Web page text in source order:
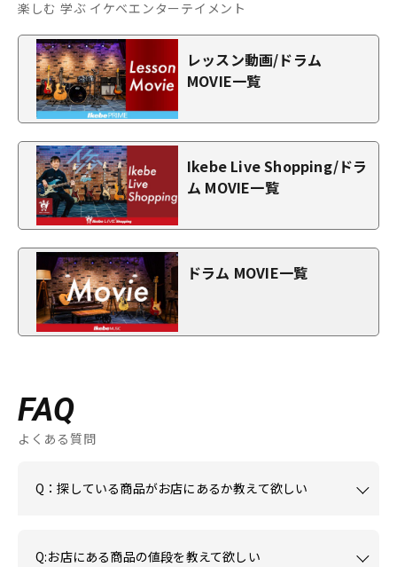
楽しむ 学ぶ イケベエンターテイメント
レッスン動画/ドラム
MOVIE一覧
Ikebe Live Shopping/ドラ
ム MOVIE一覧
ドラム MOVIE一覧
FAQ
よくある質問
Q：探している商品がお店にあるか教えて欲しい
Q:お店にある商品の値段を教えて欲しい